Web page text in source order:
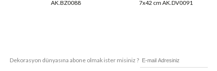
AK.BZ0088
7x42 cm AK.DV0091
Dekorasyon dünyasına abone olmak ister misiniz ?